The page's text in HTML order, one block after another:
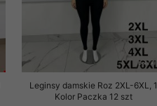
Leginsy damskie Roz 2XL-6XL, 1
Kolor Paczka 12 szt